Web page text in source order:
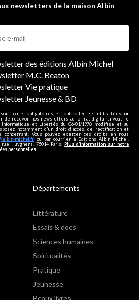
newsletters de la maison Albin
des éditions Albin Michel
M.C. Beaton
Vie pratique
Jeunesse & BD
sont toutes obligatoires, et sont collectées et traitées par
de recevoir nos newsletters au format digital si vous le
Informatique et Libertés du 06/01/1978 modifiée et au
notamment d'un droit d'accès, de rectification et
concernant. Vous pouvez exercer ces droits en nous
michel.fr ou par courrier à Editions Albin Michel,
Huyghens, 75014 Paris. Plus d’information sur notre
personnelles
Départements
Littérature
Essais & docs
Sciences humaines
Spiritualités
Pratique
Jeunesse
Beaux livres